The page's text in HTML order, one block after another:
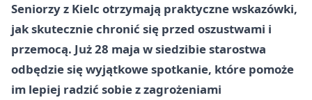
Seniorzy z Kielc otrzymają praktyczne wskazówki,
jak skutecznie chronić się przed oszustwami i
przemocą. Już 28 maja w siedzibie starostwa
odbędzie się wyjątkowe spotkanie, które pomoże
im lepiej radzić sobie z zagrożeniami